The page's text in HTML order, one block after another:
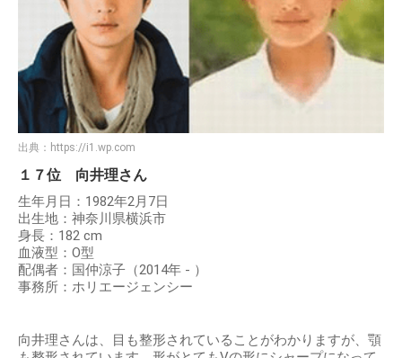
出典： https://i1.wp.com
１７位 向井理さん
生年月日：1982年2月7日
出生地：神奈川県横浜市
身長：182 cm
血液型：O型
配偶者：国仲涼子（2014年 - ）
事務所：ホリエージェンシー
向井理さんは、目も整形されていることがわかりますが、顎